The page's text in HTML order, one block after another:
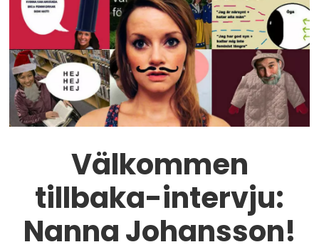
Välkommen
tillbaka-intervju:
Nanna Johansson!